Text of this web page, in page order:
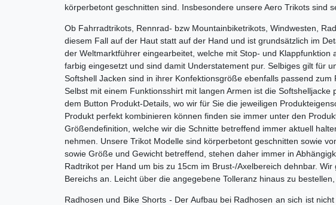
körperbetont geschnitten sind. Insbesondere unsere Aero Trikots sind
Ob Fahrradtrikots, Rennrad- bzw Mountainbiketrikots, Windwesten,
diesem Fall auf der Haut statt auf der Hand und ist grundsätzlich im
der Weltmarktführer eingearbeitet, welche mit Stop- und
farbig eingesetzt und sind damit Understatement pur. Selbiges gilt für
Softshell Jacken sind in ihrer Konfektionsgröße ebenfalls passend
Selbst mit einem Funktionsshirt mit langen Armen ist die
dem Button Produkt-Details, wo wir für Sie die jeweiligen
Produkt perfekt kombinieren können finden sie immer unter den
Größendefinition, welche wir die Schnitte betreffend immer aktuell
nehmen. Unsere Trikot Modelle sind körperbetont geschnitten sowie
sowie Größe und Gewicht betreffend, stehen daher immer in
Radtrikot per Hand um bis zu 15cm im Brust-/Axelbereich dehnbar.
Bereichs an. Leicht über die angegebene Tolleranz hinaus zu
Radhosen und Bike Shorts - Der Aufbau bei Radhosen an sich ist